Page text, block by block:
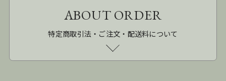
ABOUT ORDER
特定商取引法・ご注文・配送料について